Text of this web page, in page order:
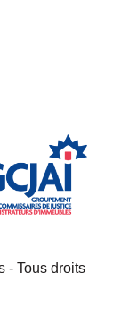
- Tous droits